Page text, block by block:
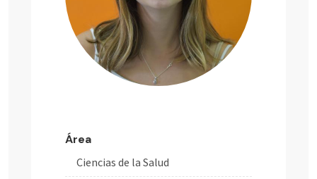
Área
Ciencias de la Salud